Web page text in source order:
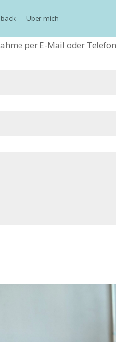
Über mich
per E-Mail oder Telefon